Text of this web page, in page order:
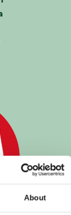
About